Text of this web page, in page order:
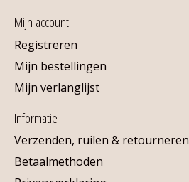
Mijn account
Registreren
Mijn bestellingen
Mijn verlanglijst
Informatie
Verzenden, ruilen & retourneren
Betaalmethoden